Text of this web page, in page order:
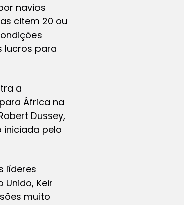
navios
citem 20 ou
lucros para
a
África na
Dussey,
iniciada pelo
líderes
Keir
muito